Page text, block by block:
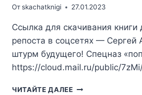
Отskachatknigi 27.01.2023
Ссылка для скачивания книги
репоста в соцсетях — Сергей
штурм будущего! Спецназ
https://cloud.mail.ru/public/
ЧИТАЙТЕ ДАЛЕЕ СЕРГЕЙ